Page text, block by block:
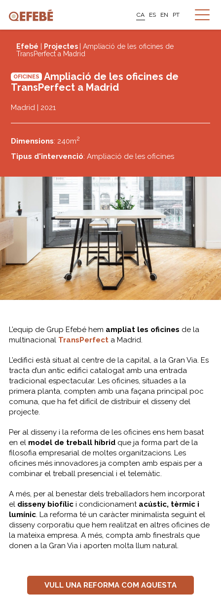
CA ES EN PT
Efebé Projectes
| Ampliació de les oficines de
TransPerfect a Madrid
OFICINES
Ampliació de les oficines de
TransPerfect a Madrid
Madrid | 2021
Dimensions: 240m2
Tipus d'intervenció: Ampliació de les oficines
L’equip de Grup Efebé hem ampliat les oficines de la
multinacional TransPerfect a Madrid.
L’edifici està situat al centre de la capital, a la Gran Via. Es
tracta d’un antic edifici catalogat amb una entrada
tradicional espectacular. Les oficines, situades a la
primera planta, compten amb una façana principal poc
comuna, que ha fet difícil de distribuir el disseny del
projecte.
Per al disseny i la reforma de les oficines ens hem basat
en el model de treball híbridque ja forma part de la
filosofia empresarial de moltes organitzacions. Les
oficines més innovadores ja compten amb espais per a
combinar el treball presencial i el telemàtic.
A més, per al benestar dels treballadors hem incorporat
el disseny biofílici condicionament acústic, tèrmic i
lumínic. La reforma té un caràcter minimalista seguint el
disseny corporatiu que hem realitzat en altres oficines de
la mateixa empresa. A més, compta amb finestrals que
donen a la Gran Via i aporten molta llum natural.
VULL UNA REFORMA COM AQUESTA